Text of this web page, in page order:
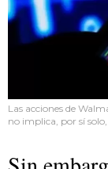
Las acciones de
no implica, por sí